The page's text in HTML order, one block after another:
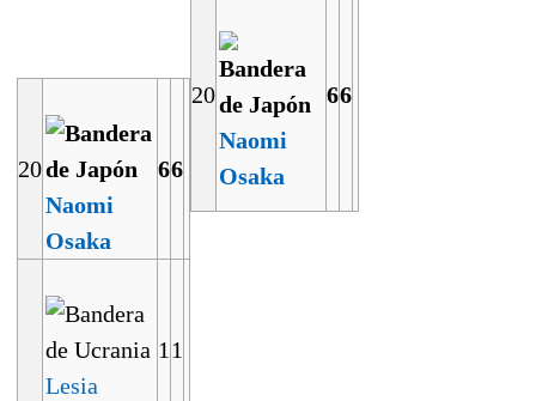
20
Naomi
Osaka
66
20
Naomi
Osaka
66
Lesia
1 1